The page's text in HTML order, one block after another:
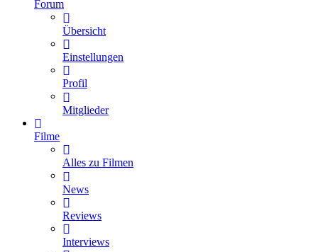
Forum
Übersicht
Einstellungen
Profil
Mitglieder
Filme
Alles zu Filmen
News
Reviews
Interviews